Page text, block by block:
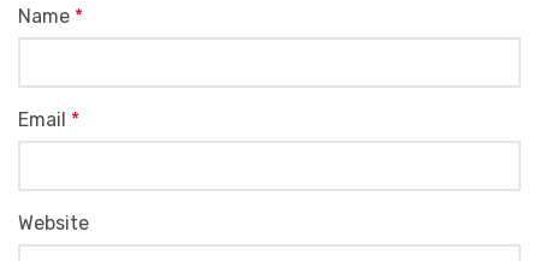
Name *
Email *
Website